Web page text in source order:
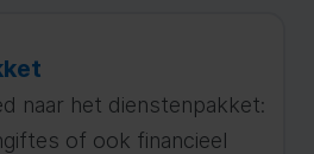
naar het dienstenpakket:
of ook financieel